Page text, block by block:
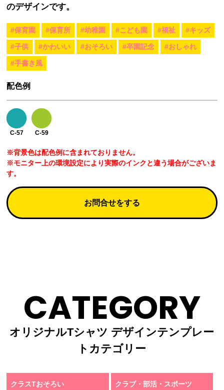
のデザインです。
#保育園 #保育所 #幼稚園 #こども園 #福祉 #キッズ
#子供 #かわいい #おそろい #卒園記念 #おしゃれ
#手書き風
配色例
C-57 C-59
※背景色は配色例に含まれておりません。
※モニター上の環境設定により実際のインクと違う場合がございま
す。
お問合せをする
CATEGORY
オリジナルTシャツ デザインテンプレー
トカテゴリー
クラスTおそろい クラブ・部活・スポーツ